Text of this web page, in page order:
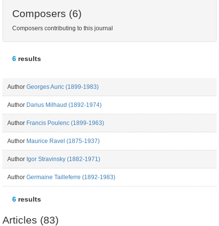
Composers (6)
Composers contributing to this journal
6 results
Author Georges Auric (1899-1983)
Author Darius Milhaud (1892-1974)
Author Francis Poulenc (1899-1963)
Author Maurice Ravel (1875-1937)
Author Igor Stravinsky (1882-1971)
Author Germaine Tailleferre (1892-1983)
6 results
Articles (83)